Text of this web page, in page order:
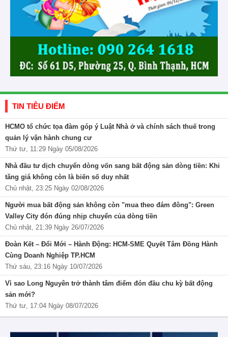
TIN TIÊU ĐIỂM
HCMO tổ chức tọa đàm góp ý Luật Nhà ở và chính sách thuế trong
quản lý vận hành chung cư
Thứ tư, 11:29 Ngày 05/08/2026
Nhà đầu tư dịch chuyển dòng vốn sang bất động sản dòng tiền: Khi
tăng giá không còn là biến số duy nhất
Chủ nhật, 23:25 Ngày 02/08/2026
Người mua bất động sản không còn "mua theo đám đông": Green
Valley City đón đúng nhịp chuyển của dòng tiền
Chủ nhật, 21:39 Ngày 26/07/2026
Đoàn Kết – Đổi Mới – Hành Động: HCM-SME Quyết Tâm Đồng Hành
Cùng Doanh Nghiệp TP.HCM
Thứ sáu, 23:16 Ngày 10/07/2026
Vì sao Long Nguyên trở thành tâm điểm đón đầu chu kỳ bất động
sản mới?
Thứ tư, 17:04 Ngày 08/07/2026